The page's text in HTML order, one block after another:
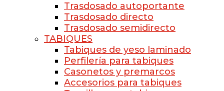
Trasdosado autoportante
Trasdosado directo
Trasdosado semidirecto
TABIQUES
Tabiques de yeso laminado
Perfilería para tabiques
Casonetos y premarcos
Accesorios para tabiques